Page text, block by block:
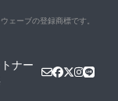
ェーブの登録商標です。
ナー